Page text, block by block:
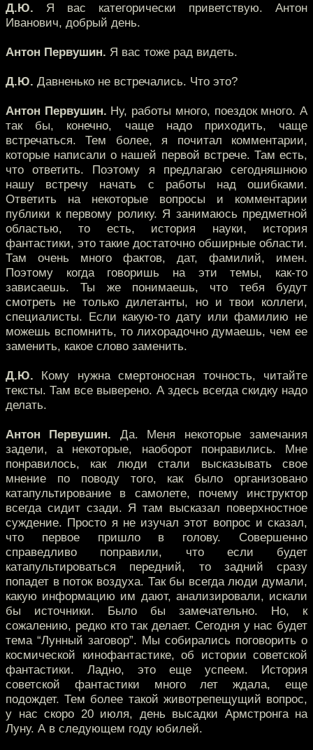
Д.Ю. Я вас категорически приветствую. Антон
Иванович, добрый день.
Антон Первушин. Я вас тоже рад видеть.
Д.Ю. Давненько не встречались. Что это?
Антон Первушин. Ну, работы много, поездок много. А
так бы, конечно, чаще надо приходить, чаще
встречаться. Тем более, я почитал комментарии,
которые написали о нашей первой встрече. Там есть,
что ответить. Поэтому я предлагаю сегодняшнюю
нашу встречу начать с работы над ошибками.
Ответить на некоторые вопросы и комментарии
публики к первому ролику. Я занимаюсь предметной
областью, то есть, история науки, история
фантастики, это такие достаточно обширные области.
Там очень много фактов, дат, фамилий, имен.
Поэтому когда говоришь на эти темы, как-то
зависаешь. Ты же понимаешь, что тебя будут
смотреть не только дилетанты, но и твои коллеги,
специалисты. Если какую-то дату или фамилию не
можешь вспомнить, то лихорадочно думаешь, чем ее
заменить, какое слово заменить.
Д.Ю. Кому нужна смертоносная точность, читайте
тексты. Там все выверено. А здесь всегда скидку надо
делать.
Антон Первушин. Да. Меня некоторые замечания
задели, а некоторые, наоборот понравились. Мне
понравилось, как люди стали высказывать свое
мнение по поводу того, как было организовано
катапультирование в самолете, почему инструктор
всегда сидит сзади. Я там высказал поверхностное
суждение. Просто я не изучал этот вопрос и сказал,
что первое пришло в голову. Совершенно
справедливо поправили, что если будет
катапультироваться передний, то задний сразу
попадет в поток воздуха. Так бы всегда люди думали,
какую информацию им дают, анализировали, искали
бы источники. Было бы замечательно. Но, к
сожалению, редко кто так делает. Сегодня у нас будет
тема “Лунный заговор”. Мы собирались поговорить о
космической кинофантастике, об истории советской
фантастики. Ладно, это еще успеем. История
советской фантастики много лет ждала, еще
подождет. Тем более такой животрепещущий вопрос,
у нас скоро 20 июля, день высадки Армстронга на
Луну. А в следующем году юбилей.